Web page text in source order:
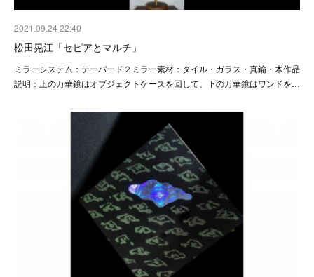
2021.09.24 22:40
松田晃江「セピアとマルチ」
ミラーシステム：テーパード２ミラー素材：タイル・ガラス・真鍮・木作品
説明：上の万華鏡はオブジェクトケースを回して、下の万華鏡はワンドを…